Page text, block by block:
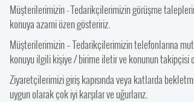
Müşterilerimizin - Tedarikçilerimizin görüşme
konuya azami özen gösteririz.
Müşterilerimizin – Tedarikçilerimizin telefonlarına
konuyu ilgili kişiye / birime iletir ve konunun takipçisi
Ziyaretçilerimizi giriş kapısında veya katlarda
uygun olarak çok iyi karşılar ve uğurlarız.